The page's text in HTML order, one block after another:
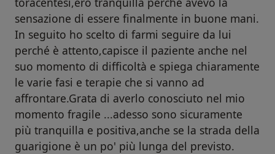
sensazione di essere finalmente in buone mani.
In seguito ho scelto di farmi seguire da lui
perché è attento,capisce il paziente anche nel
suo momento di difficoltà e spiega chiaramente
le varie fasi e terapie che si vanno ad
affrontare.Grata di averlo conosciuto nel mio
momento fragile ...adesso sono sicuramente
più tranquilla e positiva,anche se la strada della
guarigione è un po' più lunga del previsto.